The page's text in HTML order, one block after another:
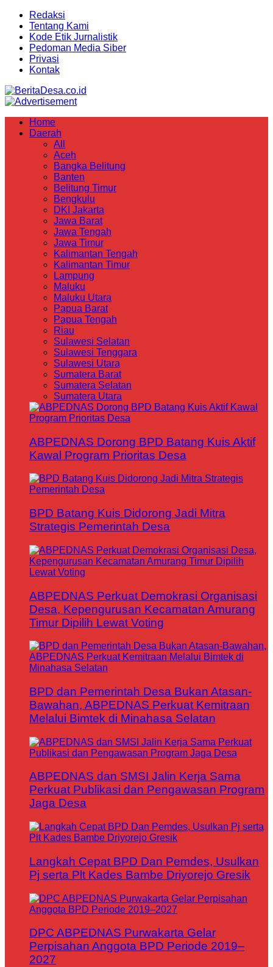
Redaksi
Tentang Kami
Kode Etik Jurnalistik
Pedoman Media Siber
Privasi
Kontak
Home
Daerah
All
Aceh
Bangka Belitung
Banten
Belitung Timur
Bengkulu
DKI Jakarta
Jawa Barat
Jawa Tengah
Jawa Timur
Kalimantan Tengah
Kalimantan Timur
Lampung
Maluku
Maluku Utara
Papua Barat
Papua Tengah
Riau
Sulawesi Selatan
Sulawesi Tenggara
Sulawesi Utara
Sumatera Barat
Sumatera Selatan
Sumatera Utara
ABPEDNAS Dorong BPD Batang Kuis Aktif
Kawal Program Prioritas Desa
BPD Batang Kuis Didorong Jadi Mitra
Strategis Pemerintah Desa
ABPEDNAS Perkuat Demokrasi Organisasi
Desa, Kepengurusan Kecamatan Amurang
Timur Dipilih Lewat Voting
BPD dan Pemerintah Desa Bukan Atasan-
Bawahan, ABPEDNAS Perkuat Kemitraan
Melalui Bimtek di Minahasa Selatan
ABPEDNAS dan SMSI Jalin Kerja Sama
Perkuat Publikasi dan Pengawasan Program
Jaga Desa
Langkah Cepat BPD Dan Pemdes, Usulkan
Pj serta Plt Kades Bambe Driyorejo Gresik
DPC ABPEDNAS Purwakarta Gelar
Perpisahan Anggota BPD Periode 2019–
2027